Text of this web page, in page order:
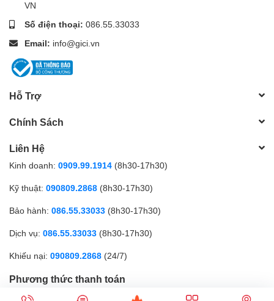
VN
Số điện thoại: 086.55.33033
Email: info@gici.vn
Hỗ Trợ
Chính Sách
Liên Hệ
Kinh doanh: 0909.99.1914 (8h30-17h30)
Kỹ thuật: 090809.2868 (8h30-17h30)
Bảo hành: 086.55.33033 (8h30-17h30)
Dịch vụ: 086.55.33033 (8h30-17h30)
Khiếu nại: 090809.2868 (24/7)
Phương thức thanh toán